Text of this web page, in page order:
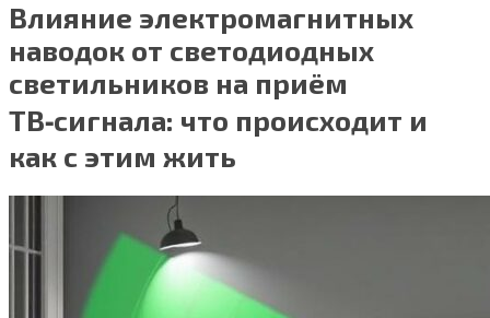
Влияние электромагнитных
наводок от светодиодных
светильников на приём
ТВ‑сигнала: что происходит и
как с этим жить